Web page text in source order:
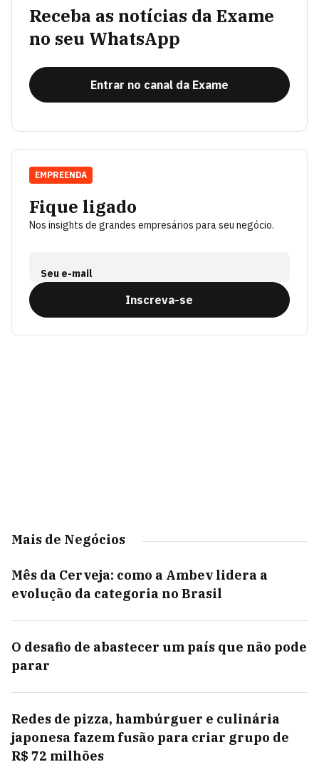
Receba as notícias da Exame
no seu WhatsApp
Entrar no canal da Exame
Fique ligado
Nos insights de grandes empresários para seu negócio.
Seu e-mail
Inscreva-se
EMPREENDA
Mais de Negócios
Mês da Cerveja: como a Ambev lidera a
evolução da categoria no Brasil
O desafio de abastecer um país que não pode
parar
Redes de pizza, hambúrguer e culinária
japonesa fazem fusão para criar grupo de
R$ 72 milhões